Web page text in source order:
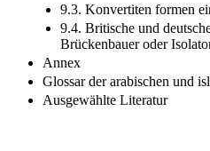
9.3. Konvertiten formen
9.4. Britische und
Brückenbauer oder
Annex
Glossar der arabischen und
Ausgewählte Literatur